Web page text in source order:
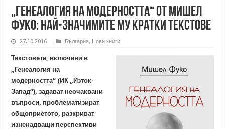
„Генеалогия на модерността“ от Мишел
Фуко: най-значимите му кратки текстове
27.10.2016 България, Нови книги
Текстовете, включени в
„Генеалогия на
модерността“ (ИК „Изток-
Запад“), задават неочаквани
въпроси, проблематизират
общоприетото, разкриват
изненадващи перспективи